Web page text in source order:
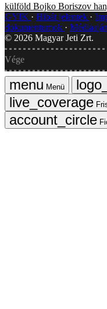
külföld Bojko Boriszov
GYIK
Hibát jelentek
dokumentumok
© 2026 Magyar Jeti Zrt.
Vége
Menü